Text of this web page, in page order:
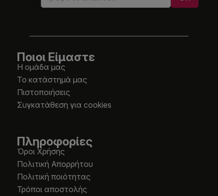
Ποιοι Είμαστε
Η ομάδα μας
Το κατάστημά μας
Πιστοποιήσεις
Συγκατάθεση για cookies
Πληροφορίες
Όροι Χρήσης
Πολιτική Απορρήτου
Πολιτική ποιότητας
Τρόποι αποστολής